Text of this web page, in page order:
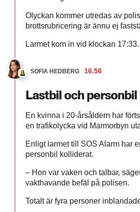
Olyckan kommer utredas av
brottsrubricering är ännu ej
Larmet kom in vid klockan 17:33.
SOFIA HEDBERG 16.56
Lastbil och
En kvinna i 20-årsåldern har
en trafikolycka vid Marmorbyn
Enligt larmet till SOS Alarm har
personbil kolliderat.
– Hon var vaken och talbar,
vakthavande befäl på polisen.
Totalt är fyra personer